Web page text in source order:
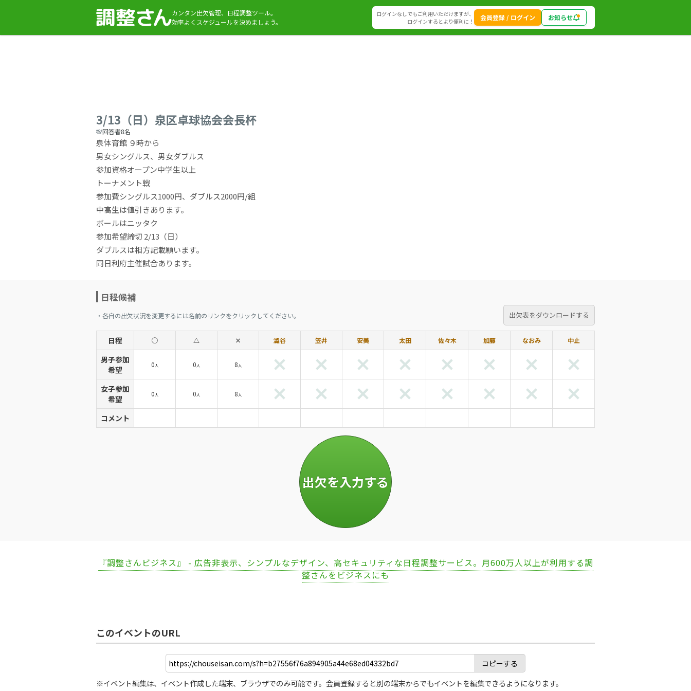
カンタン出欠管理、日程調整ツール。
効率よくスケジュールを決めましょう。
ログインなしでもご利用いただけますが、
ログインするとより便利に！
会員登録 / ログイン お知らせ
3/13（日）泉区卓球協会会長杯
回答者8名
泉体育館 ９時から
男女シングルス、男女ダブルス
参加資格オープン中学生以上
トーナメント戦
参加費シングルス1000円、ダブルス2000円/組
中高生は値引きあります。
ボールはニッタク
参加希望締切 2/13（日）
ダブルスは相方記載願います。
同日利府主催試合あります。
日程候補
・各自の出欠状況を変更するには名前のリンクをクリックしてください。 出欠表をダウンロードする
日程 ◯ △ × 澁谷 笠井 安美 太田 佐々木 加藤 なおみ 中止
男子参加
希望
0人 0人 8人
女子参加
希望
0人 0人 8人
コメント
『調整さんビジネス』 - 広告非表示、シンプルなデザイン、高セキュリティな日程調整サービス。月600万人以上が利用する調
整さんをビジネスにも
このイベントのURL
コピーする
※イベント編集は、イベント作成した端末、ブラウザでのみ可能です。会員登録すると別の端末からでもイベントを編集できるようになります。